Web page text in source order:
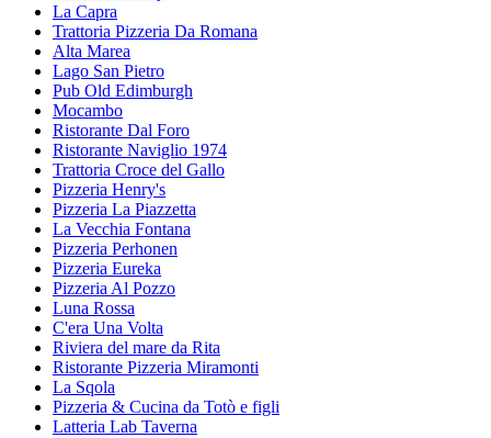
La Capra
Trattoria Pizzeria Da Romana
Alta Marea
Lago San Pietro
Pub Old Edimburgh
Mocambo
Ristorante Dal Foro
Ristorante Naviglio 1974
Trattoria Croce del Gallo
Pizzeria Henry's
Pizzeria La Piazzetta
La Vecchia Fontana
Pizzeria Perhonen
Pizzeria Eureka
Pizzeria Al Pozzo
Luna Rossa
C'era Una Volta
Riviera del mare da Rita
Ristorante Pizzeria Miramonti
La Sqola
Pizzeria & Cucina da Totò e figli
Latteria Lab Taverna